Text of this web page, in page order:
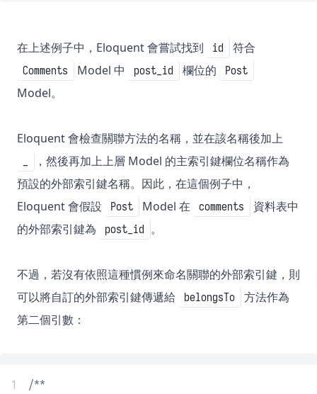
在上述例子中，Eloquent 會嘗試找到 id 符合
Comments Model 中 post_id 欄位的 Post
Model。
Eloquent 會檢查關聯方法的名稱，並在該名稱後加上
，然後再加上上層 Model 的主索引鍵欄位名稱作為
預設的外部索引鍵名稱。因此，在這個例子中，
Eloquent 會假設
Post Model 在 comments
資料表中
的外部索引鍵為
post_id 。
不過，若沒有依照這種慣例來命名關聯的外部索引鍵，則
可以將自訂的外部索引鍵傳遞給
belongsTo
方法作為
第二個引數：
1
/**